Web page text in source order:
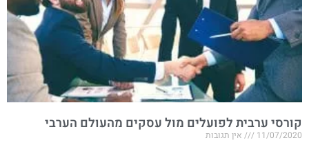
קורסי ערבית לפועלים מול עסקים מהעולם הערבי
11/07/2020 אין תגובות